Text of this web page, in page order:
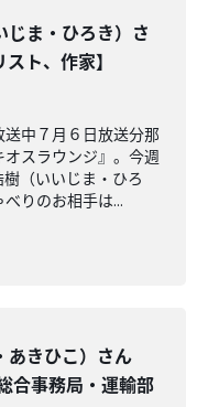
じま・ひろき）さ
ト、作家】
中７月６日放送分那
スラウンジ』。今週
（いいじま・ひろ
りのお相手は...
あきひこ）さん
合事務局・運輸部